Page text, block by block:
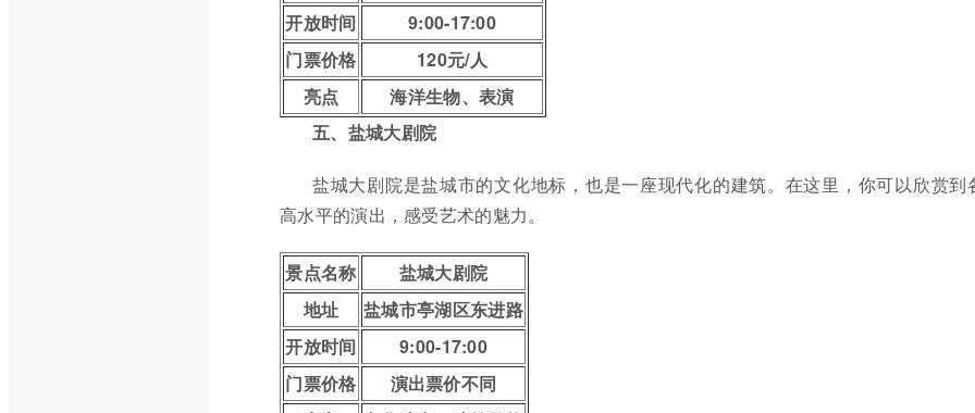
开放时间
9:00-17:00
门票价格
120元/人
亮点
海洋生物、表演
五、盐城大剧院
盐城大剧院是盐城市的文化地标，也是一座现代化的建筑。在这里，你可以欣赏到
高水平的演出，感受艺术的魅力。
景点名称
盐城大剧院
地址
盐城市亭湖区东进路
开放时间
9:00-17:00
门票价格
演出票价不同